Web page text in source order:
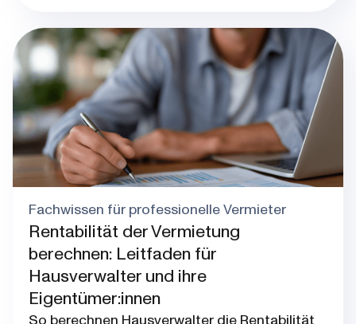
Blog post thumbnail
Fachwissen für professionelle Vermieter
Rentabilität der Vermietung
berechnen: Leitfaden für
Hausverwalter und ihre
Eigentümer:innen
So berechnen Hausverwalter die Rentabilität